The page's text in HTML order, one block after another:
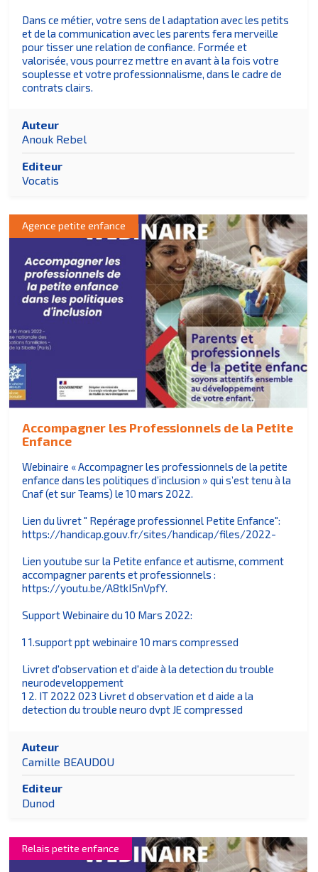
Dans ce métier, votre sens de l adaptation avec les petits
et de la communication avec les parents fera merveille
pour tisser une relation de confiance. Formée et
valorisée, vous pourrez mettre en avant à la fois votre
souplesse et votre professionnalisme, dans le cadre de
contrats clairs.
Auteur
Anouk Rebel
Editeur
Vocatis
Agence petite enfance
Accompagner les Professionnels de la Petite
Enfance
Webinaire « Accompagner les professionnels de la petite
enfance dans les politiques d’inclusion » qui s’est tenu à la
Cnaf (et sur Teams) le 10 mars 2022.
Lien du livret " Repérage professionnel Petite Enfance":
https://handicap.gouv.fr/sites/handicap/files/2022-
Lien youtube sur la Petite enfance et autisme, comment
accompagner parents et professionnels :
https://youtu.be/A8tkI5nVpfY.
Support Webinaire du 10 Mars 2022:
1 1.support ppt webinaire 10 mars compressed
Livret d'observation et d'aide à la detection du trouble
neurodeveloppement
1 2. IT 2022 023 Livret d observation et d aide a la
detection du trouble neuro dvpt JE compressed
Auteur
Camille BEAUDOU
Editeur
Dunod
Relais petite enfance